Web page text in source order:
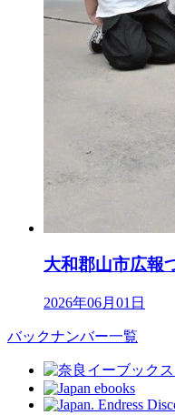
大和郡山市広報
2026年06月01日
バックナンバー一覧